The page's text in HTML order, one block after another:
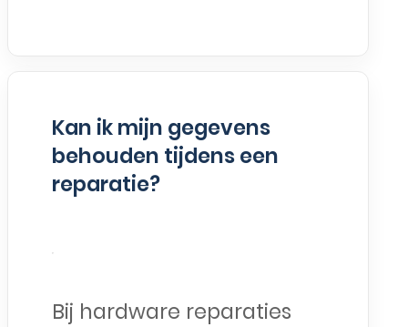
Kan ik mijn gegevens
behouden tijdens een
reparatie?
Bij hardware reparaties